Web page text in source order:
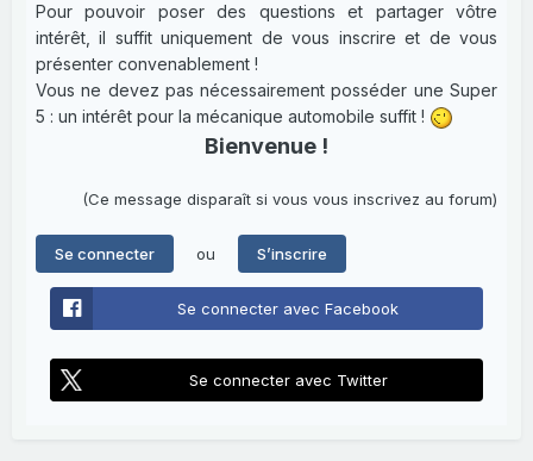
Pour pouvoir poser des questions et partager vôtre
intérêt, il suffit uniquement de vous inscrire et de vous
présenter convenablement !
Vous ne devez pas nécessairement posséder une Super
5 : un intérêt pour la mécanique automobile suffit !
Bienvenue !
(Ce message disparaît si vous vous inscrivez au forum)
Se connecter ou S’inscrire
Se connecter avec Facebook
Se connecter avec Twitter